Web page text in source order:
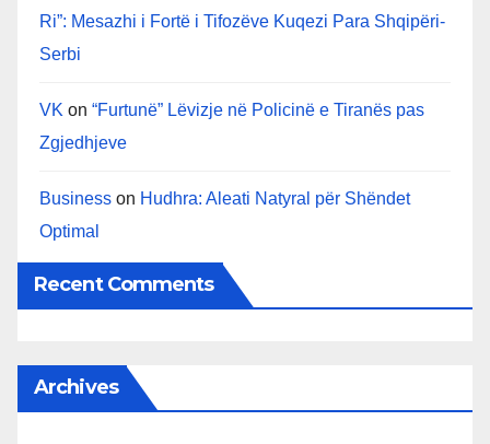
Ri”: Mesazhi i Fortë i Tifozëve Kuqezi Para Shqipëri-
Serbi
VK on “Furtunë” Lëvizje në Policinë e Tiranës pas
Zgjedhjeve
Business on Hudhra: Aleati Natyral për Shëndet
Optimal
Recent Comments
Archives